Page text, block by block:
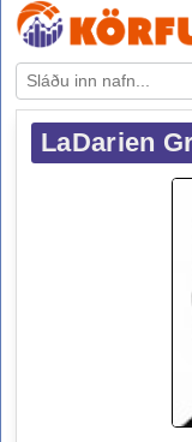
LaDarien